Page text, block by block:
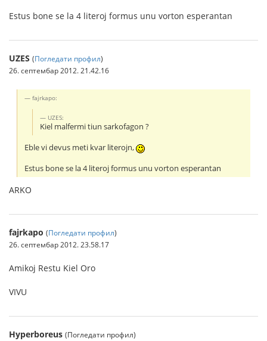
Estus bone se la 4 literoj formus unu vorton esperantan
UZES (Погледати профил)
26. септембар 2012. 21.42.16
fajrkapo:
UZES:
Kiel malfermi tiun sarkofagon ?
Eble vi devus meti kvar literojn,
Estus bone se la 4 literoj formus unu vorton esperantan
ARKO
fajrkapo (Погледати профил)
26. септембар 2012. 23.58.17
Amikoj Restu Kiel Oro
VIVU
Hyperboreus (Погледати профил)